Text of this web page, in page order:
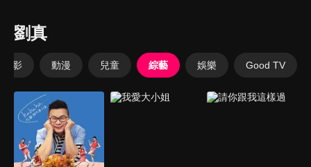
劉真
電影 動漫 兒童 綜藝 娛樂 Good TV